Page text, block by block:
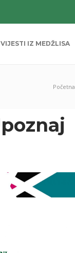
VIJESTI IZ MEDŽLISA
Početna